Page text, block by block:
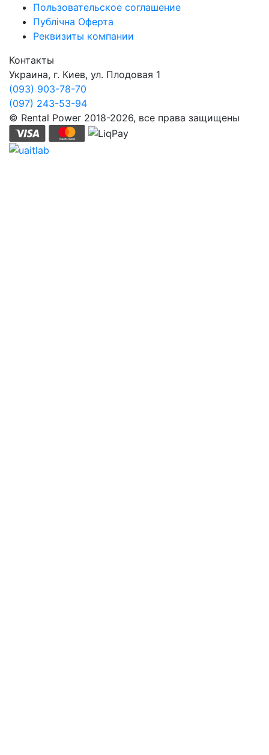
Пользовательское соглашение
Публічна Оферта
Реквизиты компании
Контакты
Украина, г. Киев, ул. Плодовая 1
(093) 903-78-70
(097) 243-53-94
© Rental Power 2018-2026, все права защищены